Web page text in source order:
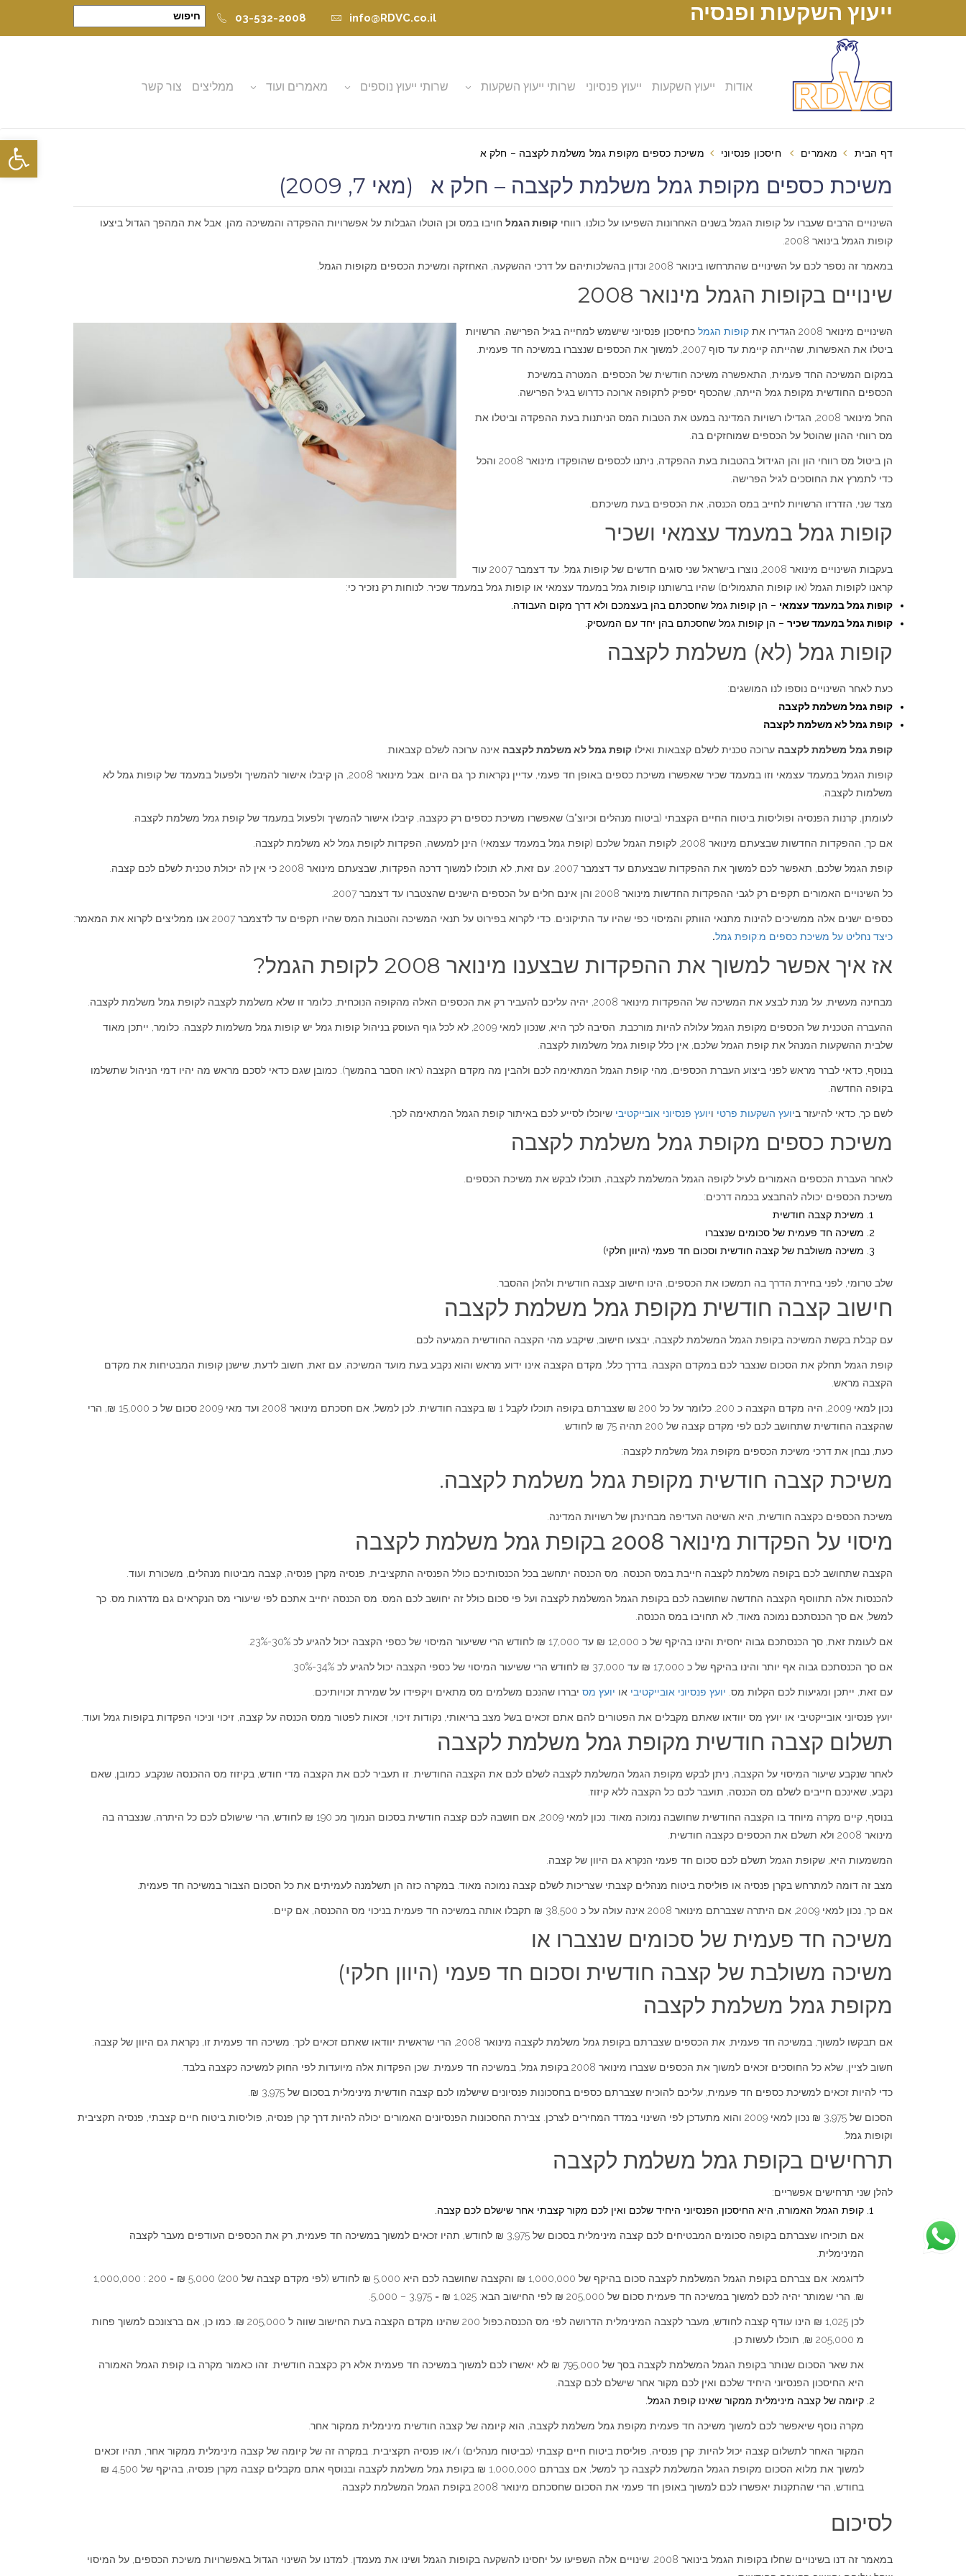
פתח
ייעוץ השקעות ופנסיה info@RDVC.co.il
03-532-2008
אודות ייעוץ השקעות ייעוץ פנסיוני שרותי ייעוץ השקעות שרותי ייעוץ נוספים מאמרים ועוד ממליצים צור קשר
דף הבית מאמרים חיסכון פנסיוני משיכת כספים מקופת גמל משלמת לקצבה – חלק א
משיכת כספים מקופת גמל משלמת לקצבה – חלק א (מאי 7, 2009)
השינויים הרבים שעברו על קופות הגמל בשנים האחרונות השפיעו על כולנו. רווחי קופות הגמל חויבו במס וכן הוטלו הגבלות על אפשרויות ההפקדה והמשיכה מהן. אבל את המהפך הגדול ביצעו
קופות הגמל בינואר 2008.
במאמר זה נספר לכם על השינויים שהתרחשו בינואר 2008 ונדון בהשלכותיהם על דרכי ההשקעה, האחזקה ומשיכת הכספים מקופות הגמל.
שינויים בקופות הגמל מינואר 2008
השינויים מינואר 2008 הגדירו את קופות הגמל כחיסכון פנסיוני שישמש למחייה בגיל הפרישה. הרשויות
ביטלו את האפשרות, שהייתה קיימת עד סוף 2007, למשוך את הכספים שנצברו במשיכה חד פעמית.
במקום המשיכה החד פעמית, התאפשרה משיכה חודשית של הכספים. המטרה במשיכת
הכספים החודשית מקופת גמל הייתה, שהכסף יספיק לתקופה ארוכה כדרוש בגיל הפרישה.
החל מינואר 2008, הגדילו רשויות המדינה במעט את הטבות המס הניתנות בעת ההפקדה וביטלו את
מס רווחי ההון שהוטל על הכספים שמוחזקים בה.
הן ביטול מס רווחי הון והן הגידול בהטבות בעת ההפקדה, ניתנו לכספים שהופקדו מינואר 2008 והכל
כדי לתמרץ את החוסכים לגיל הפרישה.
מצד שני, הזדרזו הרשויות לחייב במס הכנסה, את הכספים בעת משיכתם.
קופות גמל במעמד עצמאי ושכיר
בעקבות השינויים מינואר 2008, נוצרו בישראל שני סוגים חדשים של קופות גמל. עד דצמבר 2007 עוד
קראנו לקופות הגמל (או קופות התגמולים) שהיו ברשותנו קופות גמל במעמד עצמאי או קופות גמל במעמד שכיר. לנוחות רק נזכיר כי:
קופות גמל במעמד עצמאי – הן קופות גמל שחסכתם בהן בעצמכם ולא דרך מקום העבודה.
קופות גמל במעמד שכיר – הן קופות גמל שחסכתם בהן יחד עם המעסיק.
קופות גמל (לא) משלמת לקצבה
כעת לאחר השינויים נוספו לנו המושגים:
קופת גמל משלמת לקצבה
קופת גמל לא משלמת לקצבה
קופת גמל משלמת לקצבה ערוכה טכנית לשלם קצבאות ואילו קופת גמללא משלמת לקצבה אינה ערוכה לשלם קצבאות.
קופות הגמל במעמד עצמאי וזו במעמד שכיר שאפשרו משיכת כספים באופן חד פעמי, עדיין נקראות כך גם היום. אבל מינואר 2008, הן קיבלו אישור להמשיך ולפעול במעמד של קופות גמל לא
משלמות לקצבה.
לעומתן, קרנות הפנסיה ופוליסות ביטוח החיים הקצבתי (ביטוח מנהלים וכיוצ"ב) שאפשרו משיכת כספים רק כקצבה, קיבלו אישור להמשיך ולפעול במעמד של קופת גמל משלמת לקצבה.
אם כך, ההפקדות החדשות שבצעתם מינואר 2008, לקופת הגמל שלכם (קופת גמל במעמד עצמאי) הינן למעשה, הפקדות לקופת גמל לא משלמת לקצבה.
קופת הגמל שלכם, תאפשר לכם למשוך את ההפקדות שבצעתם עד דצמבר 2007. עם זאת, לא תוכלו למשוך דרכה הפקדות, שבצעתם מינואר 2008 כי אין לה יכולת טכנית לשלם לכם קצבה.
כל השינויים האמורים תקפים רק לגבי ההפקדות החדשות מינואר 2008 והן אינם חלים על הכספים הישנים שהצטברו עד דצמבר 2007.
כספים ישנים אלה ממשיכים להינות מתנאי הוותק והמיסוי כפי שהיו עד התיקונים. כדי לקרוא בפירוט על תנאי המשיכה והטבות המס שהיו תקפים עד לדצמבר 2007 אנו ממליצים לקרוא את המאמר:
כיצד נחליט על משיכת כספים מ:קופת גמל.
אז איך אפשר למשוך את ההפקדות שבצענו מינואר 2008 לקופת הגמל?
מבחינה מעשית, על מנת לבצע את המשיכה של ההפקדות מינואר 2008, יהיה עליכם להעביר רק את הכספים האלה מהקופה הנוכחית, כלומר זו שלא משלמת לקצבה לקופת גמל משלמת לקצבה.
ההעברה הטכנית של הכספים מקופת הגמל עלולה להיות מורכבת. הסיבה לכך היא, שנכון למאי 2009, לא לכל גוף העוסק בניהול קופות גמל יש קופות גמל משלמות לקצבה. כלומר, ייתכן מאוד
שלבית ההשקעות המנהל את קופת הגמל שלכם, אין כלל קופות גמל משלמות לקצבה.
בנוסף, כדאי לברר מראש לפני ביצוע העברת הכספים, מהי קופת הגמל המתאימה לכם ולהבין מה מקדם הקצבה (ראו הסבר בהמשך). כמובן שגם כדאי לסכם מראש מה יהיו דמי הניהול שתשלמו
בקופה החדשה.
לשם כך, כדאי להיעזר ביועץ השקעות פרטי ויועץ פנסיוני אובייקטיבי שיוכלו לסייע לכם באיתור קופת הגמל המתאימה לכך.
משיכת כספים מקופת גמל משלמת לקצבה
לאחר העברת הכספים האמורים לעיל לקופה הגמל המשלמת לקצבה, תוכלו לבקש את משיכת הכספים.
משיכת הכספים יכולה להתבצע בכמה דרכים:
משיכת קצבה חודשית
משיכה חד פעמית של סכומים שנצברו
משיכה משולבת של קצבה חודשית וסכום חד פעמי (היוון חלקי)
שלב טרומי, לפני בחירת הדרך בה תמשכו את הכספים, הינו חישוב קצבה חודשית ולהלן ההסבר.
חישוב קצבה חודשית מקופת גמל משלמת לקצבה
עם קבלת בקשת המשיכה בקופת הגמל המשלמת לקצבה, יבצעו חישוב, שיקבע מהי הקצבה החודשית המגיעה לכם.
קופת הגמל תחלק את הסכום שנצבר לכם במקדם הקצבה. בדרך כלל, מקדם הקצבה אינו ידוע מראש והוא נקבע בעת מועד המשיכה. עם זאת, חשוב לדעת, שישנן קופות המבטיחות את מקדם
הקצבה מראש.
נכון למאי 2009, היה מקדם הקצבה כ 200. כלומר על כל 200 ₪ שצברתם בקופה תוכלו לקבל 1 ₪ בקצבה חודשית. לכן למשל, אם חסכתם מינואר 2008 ועד מאי 2009 סכום של כ 15,000 ₪, הרי
שהקצבה החודשית שתחושב לכם לפי מקדם קצבה של 200 תהיה 75 ₪ לחודש.
כעת, נבחן את דרכי משיכת הכספים מקופת גמל משלמת לקצבה:
משיכת קצבה חודשית מקופת גמל משלמת לקצבה.
משיכת הכספים כקצבה חודשית, היא השיטה העדיפה מבחינתן של רשויות המדינה.
מיסוי על הפקדות מינואר 2008 בקופת גמל משלמת לקצבה
הקצבה שתחושב לכם בקופה משלמת לקצבה חייבת במס הכנסה. מס הכנסה יתחשב בכל הכנסותיכם כולל הפנסיה התקציבית, פנסיה מקרן פנסיה, קצבה מביטוח מנהלים, משכורת ועוד.
להכנסות אלה תתווסף הקצבה החדשה שחושבה לכם בקופת הגמל המשלמת לקצבה ועל פי סכום כולל זה יחושב לכם המס. מס הכנסה יחייב אתכם לפי שיעורי מס הנקראים גם מדרגות מס. כך
למשל, אם סך הכנסתכם נמוכה מאוד, לא תחויבו במס הכנסה.
אם לעומת זאת, סך הכנסתכם גבוה יחסית והינו בהיקף של כ 12,000 ₪ עד 17,000 ₪ לחודש הרי ששיעור המיסוי של כספי הקצבה יכול להגיע לכ 30%-23%.
אם סך הכנסתכם גבוה אף יותר והינו בהיקף של כ 17,000 ₪ עד 37,000 ₪ לחודש הרי ששיעור המיסוי של כספי הקצבה יכול להגיע לכ 34%-30%.
עם זאת, ייתכן ומגיעות לכם הקלות מס. יועץ פנסיוני אובייקטיבי או יועץ מס יבררו שהנכם משלמים מס מתאים ויקפידו על שמירת זכויותיכם.
יועץ פנסיוני אובייקטיבי או יועץ מס יוודאו שאתם מקבלים את הפטורים להם אתם זכאים בשל מצב בריאותי, נקודות זיכוי, זכאות לפטור ממס הכנסה על קצבה, זיכוי וניכוי הפקדות בקופות גמל ועוד.
תשלום קצבה חודשית מקופת גמל משלמת לקצבה
לאחר שנקבע שיעור המיסוי על הקצבה, ניתן לבקש מקופת הגמל המשלמת לקצבה לשלם לכם את הקצבה החודשית. זו תעביר לכם את הקצבה מדי חודש, בקיזוז מס ההכנסה שנקבע. כמובן, שאם
נקבע, שאינכם חייבים לשלם מס הכנסה, תועבר לכם כל הקצבה ללא קיזוז.
בנוסף, קיים מקרה מיוחד בו הקצבה החודשית שחושבה נמוכה מאוד. נכון למאי 2009, אם חושבה לכם קצבה חודשית בסכום הנמוך מכ 190 ₪ לחודש, הרי שישולם לכם כל היתרה, שנצברה בה
מינואר 2008 ולא תשלם את הכספים כקצבה חודשית.
המשמעות היא, שקופת הגמל תשלם לכם סכום חד פעמי הנקרא גם היוון של קצבה.
מצב זה דומה למתרחש בקרן פנסיה או פוליסת ביטוח מנהלים קצבתי שצריכות לשלם קצבה נמוכה מאוד. במקרה כזה הן תשלמנה לעמיתים את כל הסכום הצבור במשיכה חד פעמית.
אם כך, נכון למאי 2009, אם היתרה שצברתם מינואר 2008 אינה עולה על כ 38,500 ₪ תקבלו אותה במשיכה חד פעמית בניכוי מס ההכנסה, אם קיים.
משיכה חד פעמית של סכומים שנצברו או
משיכה משולבת של קצבה חודשית וסכום חד פעמי (היוון חלקי)
מקופת גמל משלמת לקצבה
אם תבקשו למשוך, במשיכה חד פעמית, את הכספים שצברתם בקופת גמל משלמת לקצבה מינואר 2008, הרי שראשית יוודאו שאתם זכאים לכך. משיכה חד פעמית זו, נקראת גם היוון של קצבה.
חשוב לציין, שלא כל החוסכים זכאים למשוך את הכספים שצברו מינואר 2008 בקופת גמל, במשיכה חד פעמית. שכן הפקדות אלה מיועדות לפי החוק למשיכה כקצבה בלבד.
כדי להיות זכאים למשיכת כספים חד פעמית, עליכם להוכיח שצברתם כספים בחסכונות פנסיונים שישלמו לכם קצבה חודשית מינימלית בסכום של 3,975 ₪.
הסכום של 3,975 ₪ נכון למאי 2009 והוא מתעדכן לפי השינוי במדד המחירים לצרכן. צבירת החסכונות הפנסיונים האמורים יכולה להיות דרך קרן פנסיה, פוליסות ביטוח חיים קצבתי, פנסיה תקציבית
וקופות גמל.
תרחישים בקופת גמל משלמת לקצבה
להלן שני תרחישים אפשריים:
קופת הגמל האמורה, היא החיסכון הפנסיוני היחיד שלכם ואין לכם מקור קצבתי אחר שישלם לכם קצבה.
אם תוכיחו שצברתם בקופה סכומים המבטיחים לכם קצבה מינימלית בסכום של 3,975 ₪ לחודש, תהיו זכאים למשוך במשיכה חד פעמית, רק את הכספים העודפים מעבר לקצבה
המינימלית.
לדוגמא: אם צברתם בקופת הגמל המשלמת לקצבה סכום בהיקף של 1,000,000 ₪ והקצבה שחושבה לכם היא 5,000 ₪ לחודש (לפי מקדם קצבה של 200) 5,000 ₪ = 200 : 1,000,000
₪. הרי שמותר יהיה לכם למשוך במשיכה חד פעמית סכום של 205,000 ₪ לפי החישוב הבא: 1,025 ₪ = 3,975 – 5,000.
לכן 1,025 ₪ הינו עודף קצבה לחודש, מעבר לקצבה המינימלית הדרושה לפי מס הכנסה.כפול 200 שהינו מקדם הקצבה בעת החישוב שווה ל 205,000 ₪. כמו כן, אם ברצונכם למשוך פחות
מ 205,000 ₪, תוכלו לעשות כן.
את שאר הסכום שנותר בקופת הגמל המשלמת לקצבה בסך של 795,000 ₪ לא יאשרו לכם למשוך במשיכה חד פעמית אלא רק כקצבה חודשית. זהו כאמור מקרה בו קופת הגמל האמורה
היא החיסכון הפנסיוני היחיד שלכם ואין לכם מקור אחר שישלם לכם קצבה.
קיומה של קצבה מינימלית ממקור שאינו קופת הגמל.
מקרה נוסף שיאפשר לכם למשוך משיכה חד פעמית מקופת גמל משלמת לקצבה, הוא קיומה של קצבה חודשית מינימלית ממקור אחר.
המקור האחר לתשלום קצבה יכול להיות: קרן פנסיה, פוליסת ביטוח חיים קצבתי (כביטוח מנהלים) ו/או פנסיה תקציבית. במקרה זה של קיומה של קצבה מינימלית ממקור אחר, תהיו זכאים
למשוך את מלוא הסכום מקופת הגמל המשלמת לקצבה כך למשל, אם צברתם 1,000,000 ₪ בקופת גמל משלמת לקצבה ובנוסף אתם מקבלים קצבה מקרן פנסיה, בהיקף של 4,500 ₪
בחודש, הרי שהתקנות יאפשרו לכם למשוך באופן חד פעמי את הסכום שחסכתם מינואר 2008 בקופת הגמל המשלמת לקצבה.
לסיכום
במאמר זה דנו בשינויים שחלו בקופות הגמל בינואר 2008. שינויים אלה השפיעו על יחסינו להשקעה בקופות הגמל ושינו את מעמדן. למדנו על השינוי הגדול באפשרויות משיכת הכספים, על המיסוי